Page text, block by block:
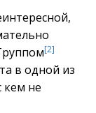
[2]
в одной из
кем не